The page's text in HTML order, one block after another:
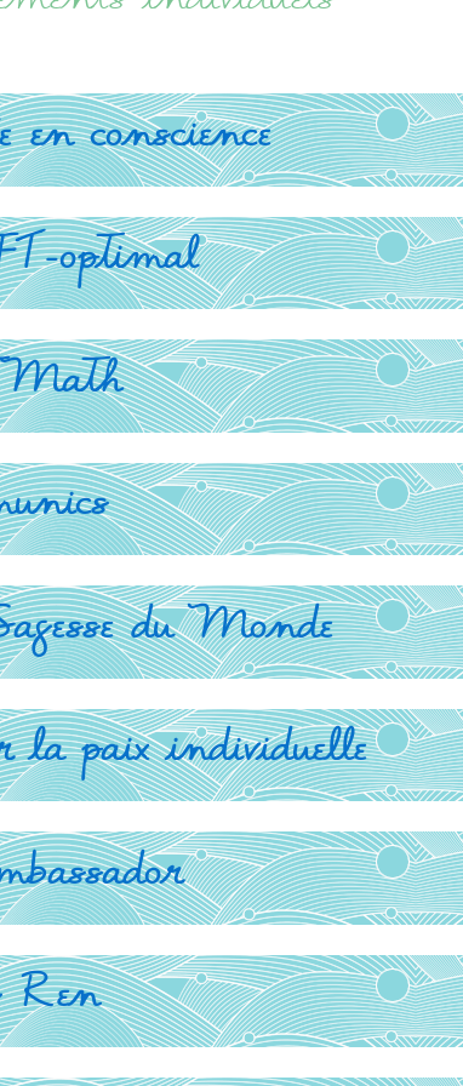
L’Energie et la
du Monde
Minimalisme
individuelle
Peace
Tong Ren
conscience
optimal
du Monde
paix individuelle
Ren